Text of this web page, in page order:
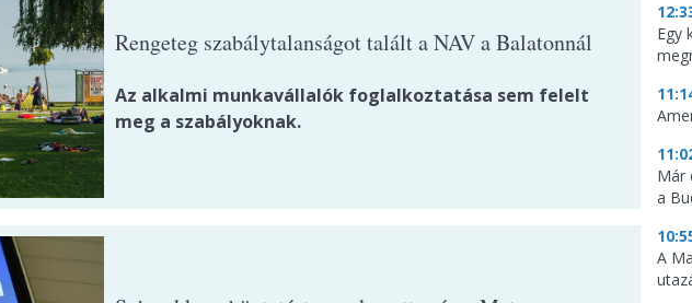
Rengeteg szabálytalanságot talált a NAV a Balatonnál
Az alkalmi munkavállalók foglalkoztatása sem felelt
meg a szabályoknak.
Egy
Már
a
A